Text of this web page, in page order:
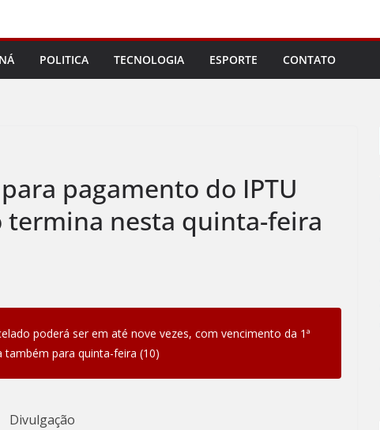
POLITICA TECNOLOGIA ESPORTE CONTATO
pagamento do IPTU
termina nesta quinta-feira
poderá ser em até nove vezes, com vencimento da 1ª
também para quinta-feira (10)
Divulgação